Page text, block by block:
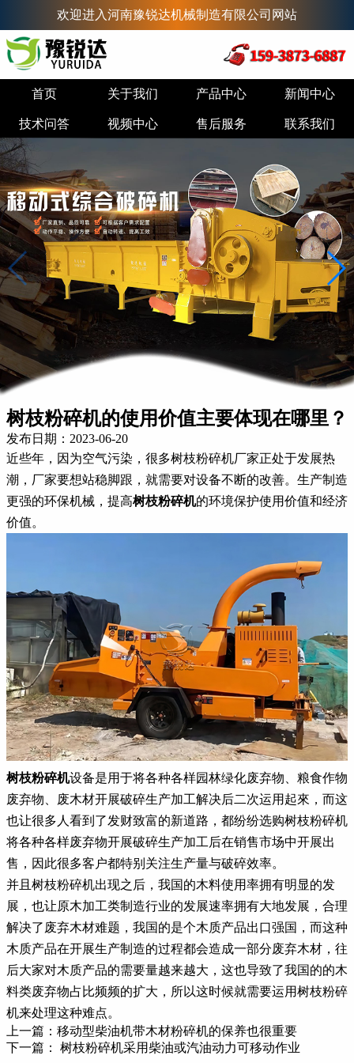
欢迎进入河南豫锐达机械制造有限公司网站
首页 关于我们 产品中心 新闻中心
技术问答 视频中心 售后服务 联系我们
树枝粉碎机的使用价值主要体现在哪里？
发布日期：2023-06-20
近些年，因为空气污染，很多树枝粉碎机厂家正处于发展热
潮，厂家要想站稳脚跟，就需要对设备不断的改善。生产制造
更强的环保机械，提高树枝粉碎机的环境保护使用价值和经济
价值。
树枝粉碎机设备是用于将各种各样园林绿化废弃物、粮食作物
废弃物、废木材开展破碎生产加工解决后二次运用起來，而这
也让很多人看到了发财致富的新道路，都纷纷选购树枝粉碎机
将各种各样废弃物开展破碎生产加工后在销售市场中开展出
售，因此很多客户都特别关注生产量与破碎效率。
并且树枝粉碎机出现之后，我国的木料使用率拥有明显的发
展，也让原木加工类制造行业的发展速率拥有大地发展，合理
解决了废弃木材难题，我国的是个木质产品出口强国，而这种
木质产品在开展生产制造的过程都会造成一部分废弃木材，往
后大家对木质产品的需要量越来越大，这也导致了我国的的木
料类废弃物占比频频的扩大，所以这时候就需要运用树枝粉碎
机来处理这种难点。
上一篇： 移动型柴油机带木材粉碎机的保养也很重要
下一篇：
树枝粉碎机采用柴油或汽油动力可移动作业